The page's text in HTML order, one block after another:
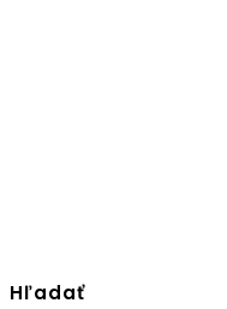
Hľadať